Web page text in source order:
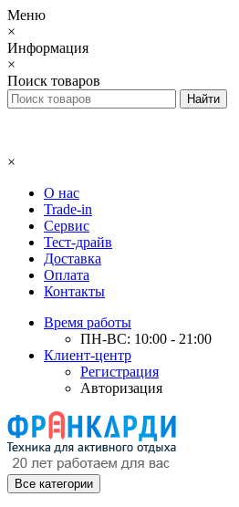
Меню
×
Информация
×
Поиск товаров
×
О нас
Trade-in
Сервис
Тест-драйв
Доставка
Оплата
Контакты
Время работы
ПН-ВС: 10:00 - 21:00
Клиент-центр
Регистрация
Авторизация
Все категории